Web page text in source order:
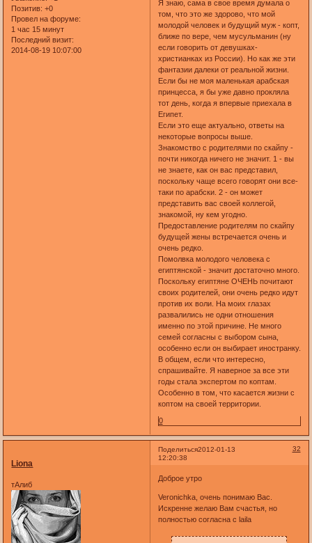
Позитив: +0
Провел на форуме:
1 час 15 минут
Последний визит:
2014-08-19 10:07:00
Я знаю, сама в свое время думала о
том, что это же здорово, что мой
молодой человек и будущий муж - копт,
ближе по вере, чем мусульманин (ну
если говорить от девушках-
христианках из России). Но как же эти
фантазии далеки от реальной жизни.
Если бы не моя маленькая арабская
принцесса, я бы уже давно прокляла
тот день, когда я впервые приехала в
Египет.
Если это еще актуально, ответы на
некоторые вопросы выше.
Знакомство с родителями по скайпу -
почти никогда ничего не значит. 1 - вы
не знаете, как он вас представил,
поскольку чаще всего говорят они все-
таки по арабски. 2 - он может
представить вас своей коллегой,
знакомой, ну кем угодно.
Предоставление родителям по скайпу
будущей жены встречается очень и
очень редко.
Помолвка молодого человека с
египтянской - значит достаточно много.
Поскольку египтяне ОЧЕНЬ почитают
своих родителей, они очень редко идут
против их воли. На моих глазах
развалились не одни отношения
именно по этой причине. Не много
семей согласны с выбором сына,
особенно если он выбирает иностранку.
В общем, если что интересно,
спрашивайте. Я наверное за все эти
годы стала экспертом по коптам.
Особенно в том, что касается жизни с
коптом на своей территории.
0
Поделиться 32
2012-01-13
12:20:38
Liona
тАлиб
Доброе утро
Veronichka, очень понимаю Вас.
Искренне желаю Вам счастья, но
полностью согласна с laila